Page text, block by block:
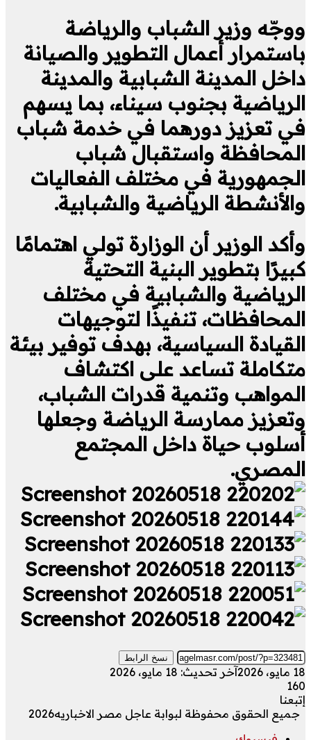
ووجّه وزير الشباب والرياضة
باستمرار أعمال التطوير والصيانة
داخل المدينة الشبابية والمدينة
الرياضية بجنوب سيناء، بما يسهم
في تعزيز دورهما في خدمة شباب
المحافظة واستقبال شباب
الجمهورية في مختلف الفعاليات
والأنشطة الرياضية والشبابية.
وأكد الوزير أن الوزارة تولي اهتمامًا
كبيرًا بتطوير البنية التحتية
الرياضية والشبابية في مختلف
المحافظات، تنفيذًا لتوجيهات
القيادة السياسية، بهدف توفير بيئة
متكاملة تساعد على اكتشاف
المواهب وتنمية قدرات الشباب،
وتعزيز ممارسة الرياضة وجعلها
أسلوب حياة داخل المجتمع
المصري.
نسخ الرابط
18 مايو، 2026
آخر تحديث: 18 مايو، 2026
160
إتبعنا
جميع الحقوق محفوظة لبوابة عاجل مصر الاخباريه2026